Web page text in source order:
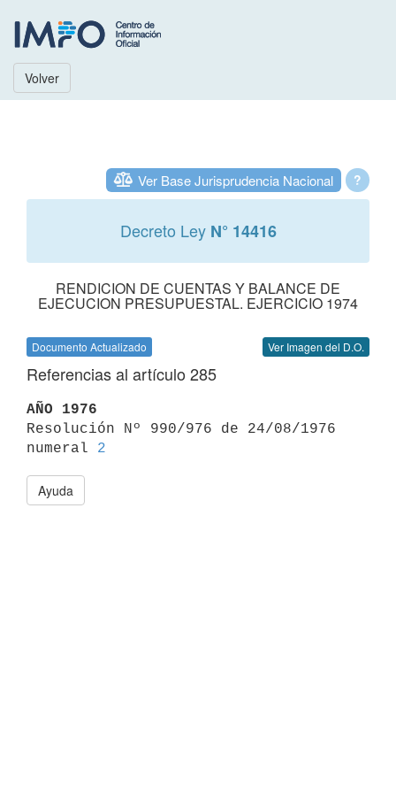
Volver
?
Ver Base Jurisprudencia Nacional
Decreto Ley N° 14416
RENDICION DE CUENTAS Y BALANCE DE
EJECUCION PRESUPUESTAL. EJERCICIO 1974
Documento Actualizado Ver Imagen del D.O.
Referencias al artículo 285
AÑO 1976
Resolución Nº 990/976 de 24/08/1976
numeral 2
Ayuda